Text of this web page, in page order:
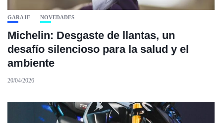
GARAJE NOVEDADES
Michelin: Desgaste de llantas, un
desafío silencioso para la salud y el
ambiente
20/04/2026